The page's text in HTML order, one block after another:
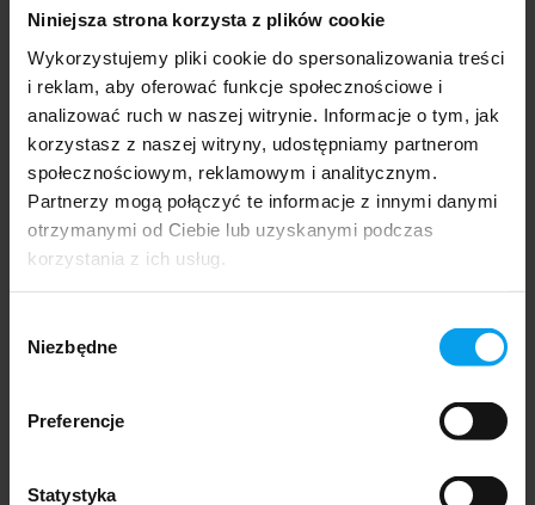
Niniejsza strona korzysta z plików cookie
Wykorzystujemy pliki cookie do spersonalizowania treści
i reklam, aby oferować funkcje społecznościowe i
analizować ruch w naszej witrynie. Informacje o tym, jak
korzystasz z naszej witryny, udostępniamy partnerom
społecznościowym, reklamowym i analitycznym.
Partnerzy mogą połączyć te informacje z innymi danymi
otrzymanymi od Ciebie lub uzyskanymi podczas
korzystania z ich usług.
zgody
Niezbędne
Preferencje
Statystyka
DOSTĘPNY
Rower elektryczny Ovivo Hyper Go 2.0
czarny
5 899,00 zł
Cena netto:4 795,93 zł